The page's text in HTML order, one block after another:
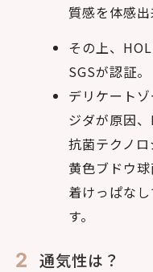
質感を体感出
その上、
SGSが認証。
デリケート
ジダが原因
抗菌テクノロ
黄色ブドウ
着けっぱな
す。
通気性は？